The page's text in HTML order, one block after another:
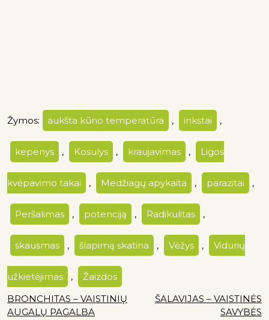
Žymos: aukšta kūno temperatūra , inkstai ,
kepenys , Kosulys , kraujavimas , Ligos
kvėpavimo takai , Medžiagų apykaita , parazitai ,
Peršalimas , potenciją , Radikulitas ,
skausmas , šlapimą skatina , Vėžys , Vidurių
užkietėjimas ,
Žaizdos
BRONCHITAS – VAISTINIŲ
AUGALŲ PAGALBA
ŠALAVIJAS – VAISTINĖS
SAVYBĖS